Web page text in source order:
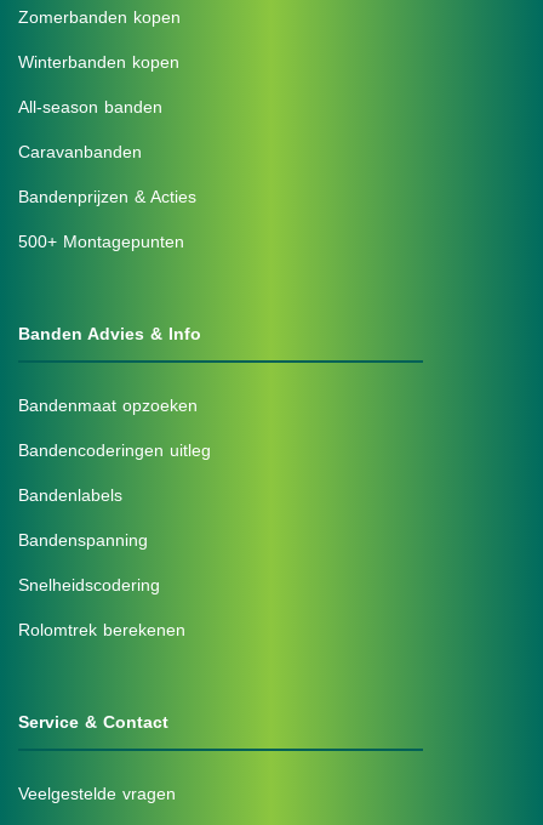
Zomerbanden kopen
Winterbanden kopen
All-season banden
Caravanbanden
Bandenprijzen & Acties
500+ Montagepunten
Banden Advies & Info
Bandenmaat opzoeken
Bandencoderingen uitleg
Bandenlabels
Bandenspanning
Snelheidscodering
Rolomtrek berekenen
Service & Contact
Veelgestelde vragen